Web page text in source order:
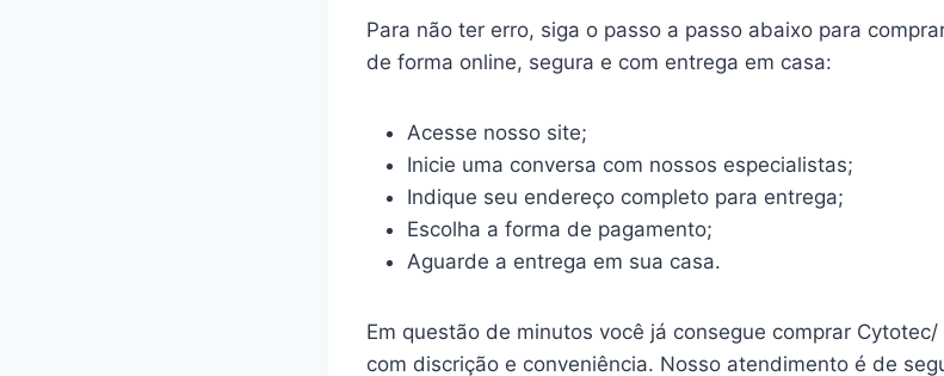
Para não ter erro, siga o passo a passo abaixo para
de forma online, segura e com entrega em casa:
Acesse nosso site;
Inicie uma conversa com nossos especialistas;
Indique seu endereço completo para entrega;
Escolha a forma de pagamento;
Aguarde a entrega em sua casa.
Em questão de minutos você já consegue comprar
com discrição e conveniência. Nosso atendimento é de